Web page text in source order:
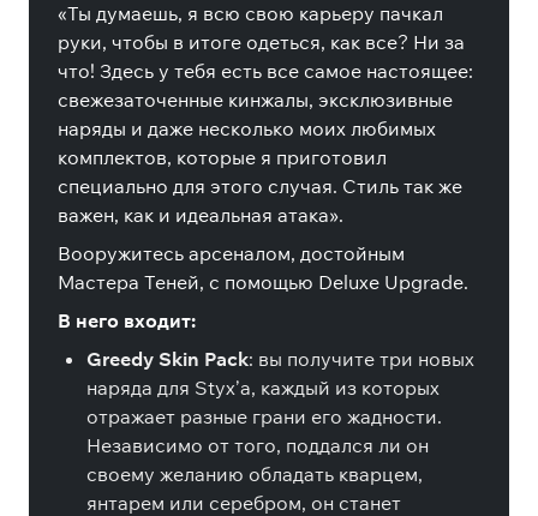
«Ты думаешь, я всю свою карьеру пачкал
руки, чтобы в итоге одеться, как все? Ни за
что! Здесь у тебя есть все самое настоящее:
свежезаточенные кинжалы, эксклюзивные
наряды и даже несколько моих любимых
комплектов, которые я приготовил
специально для этого случая. Стиль так же
важен, как и идеальная атака».
Вооружитесь арсеналом, достойным
Мастера Теней, с помощью Deluxe Upgrade.
В него входит:
Greedy Skin Pack: вы получите три новых
наряда для Styx’а, каждый из которых
отражает разные грани его жадности.
Независимо от того, поддался ли он
своему желанию обладать кварцем,
янтарем или серебром, он станет